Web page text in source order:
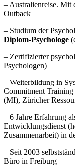
– Australienreise. Mit
Outback
– Studium der
Diplom-Psychologe
– Zertifizierter
Psychologen)
– Weiterbildung in
Commitment
(MI), Züricher
– 6 Jahre Erfahrung
Entwicklungsdienst
Zusammenarbeit) in
– Seit 2003
Büro in Freiburg